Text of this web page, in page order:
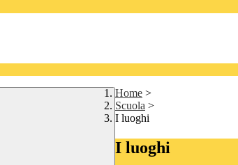
Home >
Scuola >
I luoghi
I luoghi